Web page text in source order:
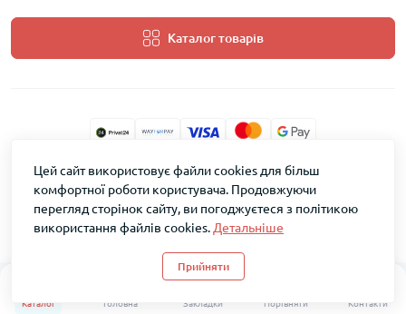
Каталог Головна Закладки
0
Порівняти Контакти
Каталог товарів
ТМ Скарб © 2026
Цей сайт використовує файли cookies для більш
комфортної роботи користувача. Продовжуючи
перегляд сторінок сайту, ви погоджуєтеся з політикою
використання файлів cookies. Детальніше
Прийняти